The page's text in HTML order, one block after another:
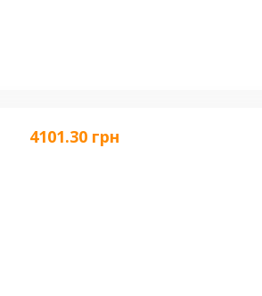
4101.30 грн